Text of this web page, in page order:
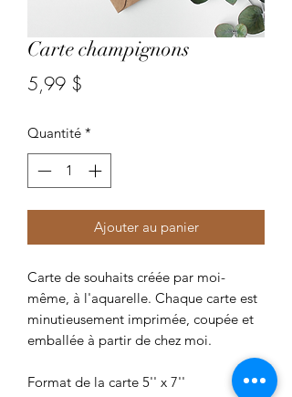
Carte champignons
5,99 $
Quantité *
Ajouter au panier
Carte de souhaits créée par moi-
même, à l'aquarelle. Chaque carte est
minutieusement imprimée, coupée et
emballée à partir de chez moi.
Format de la carte 5'' x 7''